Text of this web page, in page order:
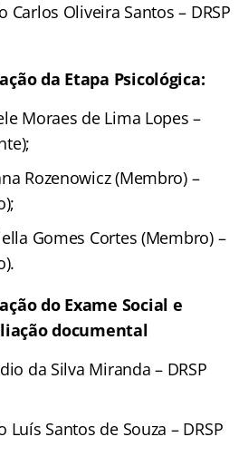
Carlos Oliveira Santos – DRSP
da Etapa Psicológica:
Moraes de Lima Lopes –
Rozenowicz (Membro) –
Gomes Cortes (Membro) –
do Exame Social e
documental
da Silva Miranda – DRSP
Luís Santos de Souza – DRSP